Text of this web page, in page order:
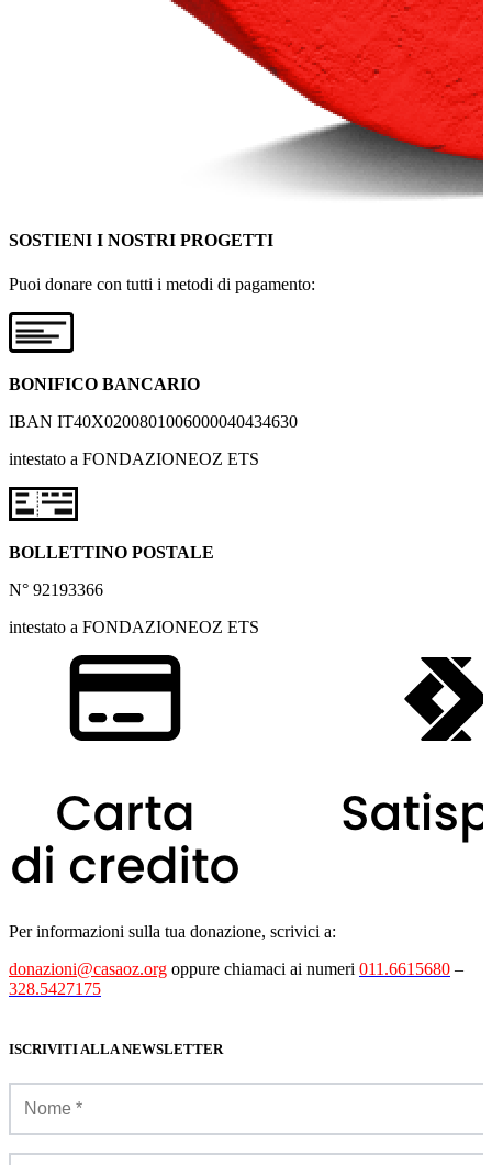
SOSTIENI I NOSTRI PROGETTI
Puoi donare con tutti i metodi di pagamento:
BONIFICO BANCARIO
IBAN IT40X0200801006000040434630
intestato a FONDAZIONEOZ ETS
BOLLETTINO POSTALE
N° 92193366
intestato a FONDAZIONEOZ ETS
Per informazioni sulla tua donazione, scrivici a:
donazioni@casaoz.org oppure chiamaci ai numeri 011.6615680 –
328.5427175
ISCRIVITI ALLA NEWSLETTER